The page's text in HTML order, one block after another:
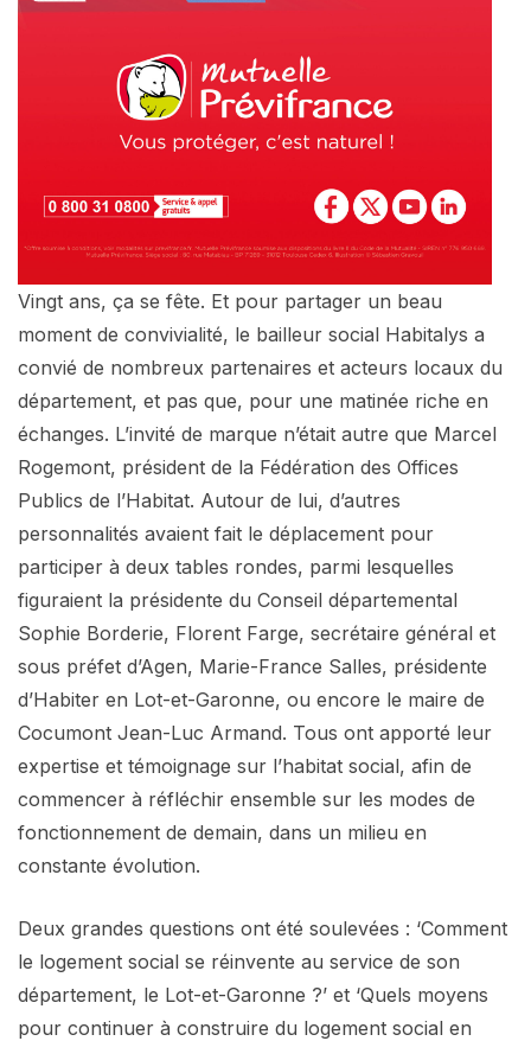
Vingt ans, ça se fête. Et pour partager un beau
moment de convivialité, le bailleur social Habitalys a
convié de nombreux partenaires et acteurs locaux du
département, et pas que, pour une matinée riche en
échanges. L’invité de marque n’était autre que Marcel
Rogemont, président de la Fédération des Offices
Publics de l’Habitat. Autour de lui, d’autres
personnalités avaient fait le déplacement pour
participer à deux tables rondes, parmi lesquelles
figuraient la présidente du Conseil départemental
Sophie Borderie, Florent Farge, secrétaire général et
sous préfet d’Agen, Marie-France Salles, présidente
d’Habiter en Lot-et-Garonne, ou encore le maire de
Cocumont Jean-Luc Armand. Tous ont apporté leur
expertise et témoignage sur l’habitat social, afin de
commencer à réfléchir ensemble sur les modes de
fonctionnement de demain, dans un milieu en
constante évolution.
Deux grandes questions ont été soulevées : ‘Comment
le logement social se réinvente au service de son
département, le Lot-et-Garonne ?’ et ‘Quels moyens
pour continuer à construire du logement social en